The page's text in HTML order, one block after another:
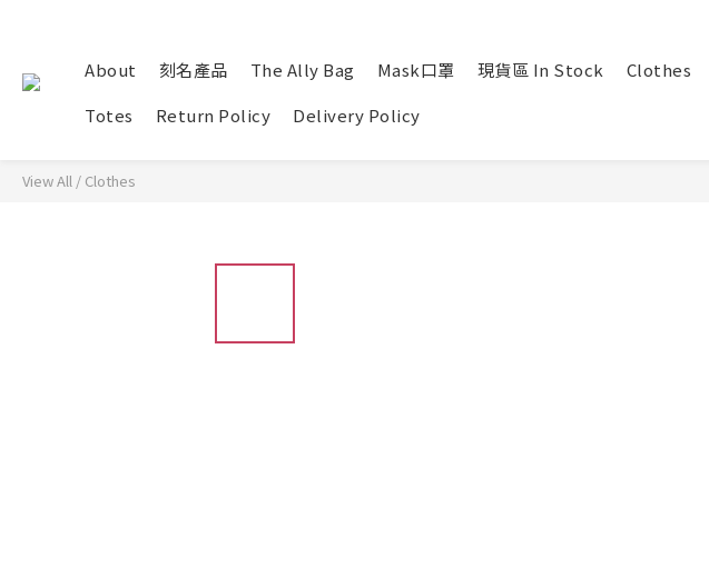
About 刻名產品 The Ally Bag Mask口罩 現貨區 In Stock Clothes
Totes
Return Policy Delivery Policy
View All / Clothes